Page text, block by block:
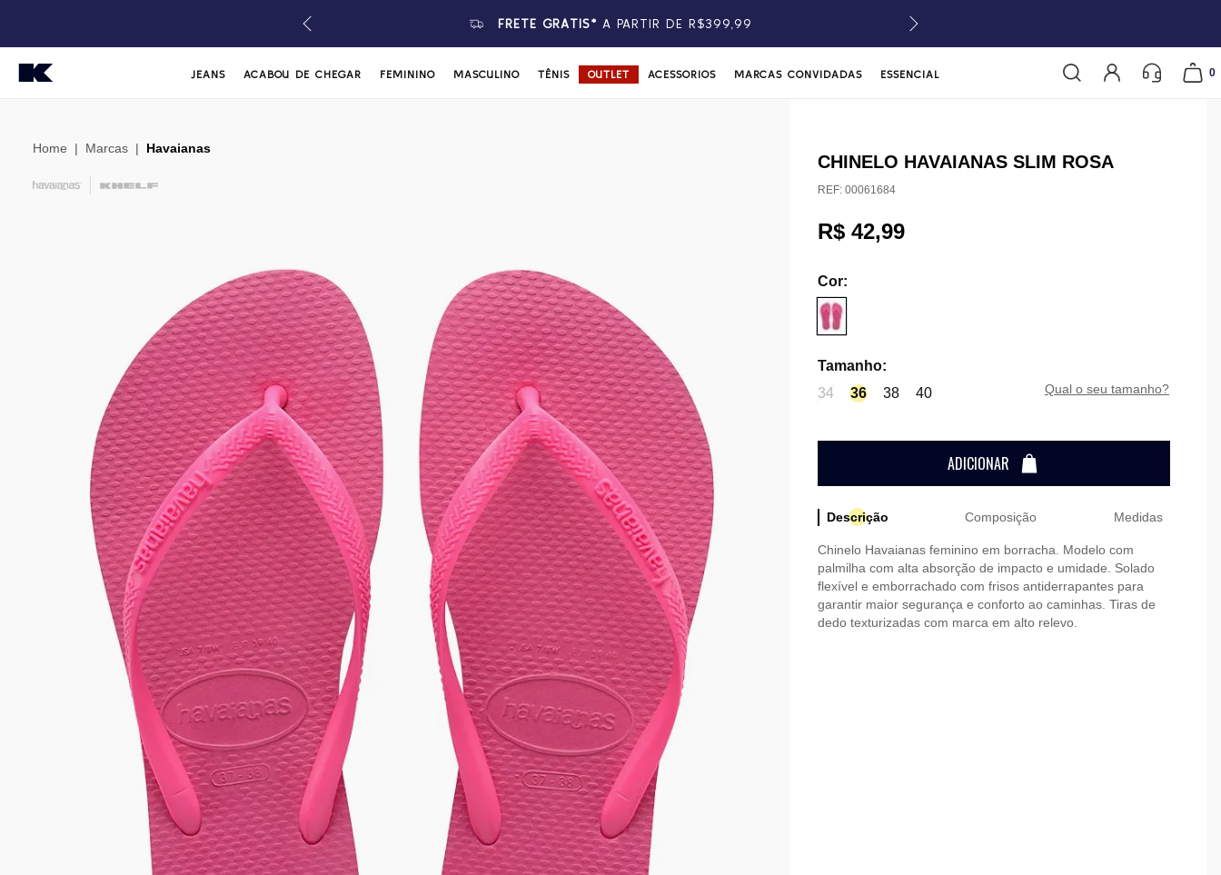
FRETE GRÁTIS* A PARTIR DE R$399,99
JEANS ACABOU DE CHEGAR FEMININO MASCULINO TÊNIS OUTLET ACESSÓRIOS MARCAS CONVIDADAS ESSENCIAL 0
Home | Marcas | Havaianas
CHINELO HAVAIANAS SLIM ROSA
REF: 00061684
R$ 42,99
Cor:
Tamanho:
34
36 38 40 qual o seu tamanho?
ADICIONAR
Descrição Composição Medidas
Chinelo Havaianas feminino em borracha. Modelo com
palmilha com alta absorção de impacto e umidade. Solado
flexível e emborrachado com frisos antiderrapantes para
garantir maior segurança e conforto ao caminhas. Tiras de
dedo texturizadas com marca em alto relevo.